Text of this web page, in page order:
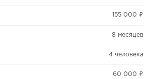
155 000 ₽
8 месяцев
4 человека
60 000 ₽